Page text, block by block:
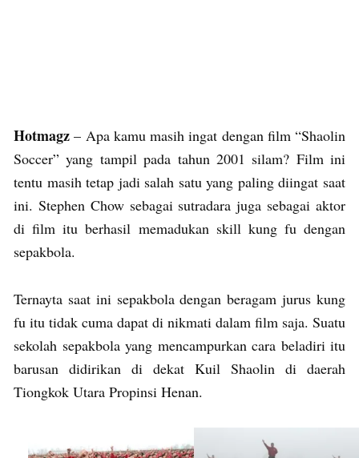
Hotmagz – Apa kamu masih ingat dengan film “Shaolin
Soccer” yang tampil pada tahun 2001 silam? Film ini
tentu masih tetap jadi salah satu yang paling diingat saat
ini. Stephen Chow sebagai sutradara juga sebagai aktor
di film itu berhasil memadukan skill kung fu dengan
sepakbola.
Ternayta saat ini sepakbola dengan beragam jurus kung
fu itu tidak cuma dapat di nikmati dalam film saja. Suatu
sekolah sepakbola yang mencampurkan cara beladiri itu
barusan didirikan di dekat Kuil Shaolin di daerah
Tiongkok Utara Propinsi Henan.